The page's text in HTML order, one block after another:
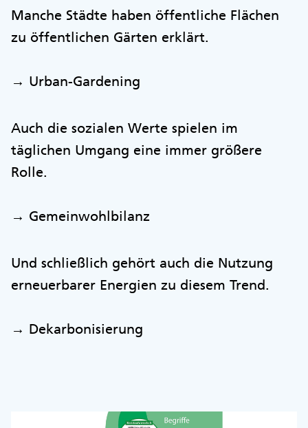
Manche Städte haben öffentliche Flächen
zu öffentlichen Gärten erklärt.
→ Urban-Gardening
Auch die sozialen Werte spielen im
täglichen Umgang eine immer größere
Rolle.
→ Gemeinwohlbilanz
Und schließlich gehört auch die Nutzung
erneuerbarer Energien zu diesem Trend.
→ Dekarbonisierung